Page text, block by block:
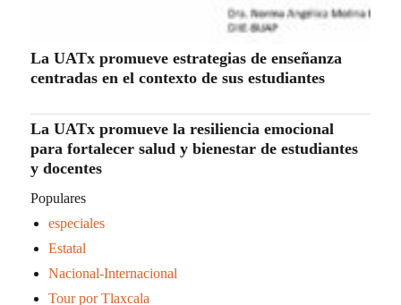
La UATx promueve estrategias de enseñanza
centradas en el contexto de sus estudiantes
La UATx promueve la resiliencia emocional
para fortalecer salud y bienestar de estudiantes
y docentes
Populares
especiales
Estatal
Nacional-Internacional
Tour por Tlaxcala